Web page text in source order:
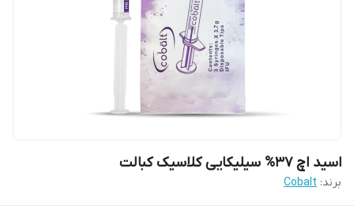
اسید اچ 37% سیلیکایی کلاسیک کبالت
برند: Cobalt